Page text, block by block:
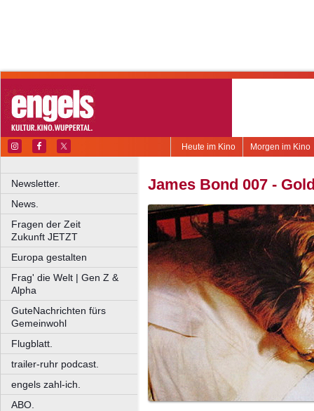
Morgen im Kino
Heute im Kino
Newsletter.
News.
Fragen der Zeit
Zukunft JETZT
Europa gestalten
Frag' die Welt | Gen Z &
Alpha
GuteNachrichten fürs
Gemeinwohl
Flugblatt.
trailer-ruhr podcast.
engels zahl-ich.
ABO.
James Bond 007 -